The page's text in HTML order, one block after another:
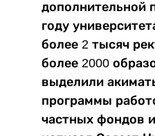
дополнительной
году
более 2 тысяч
более 2000
выделили
программы
частных фондов